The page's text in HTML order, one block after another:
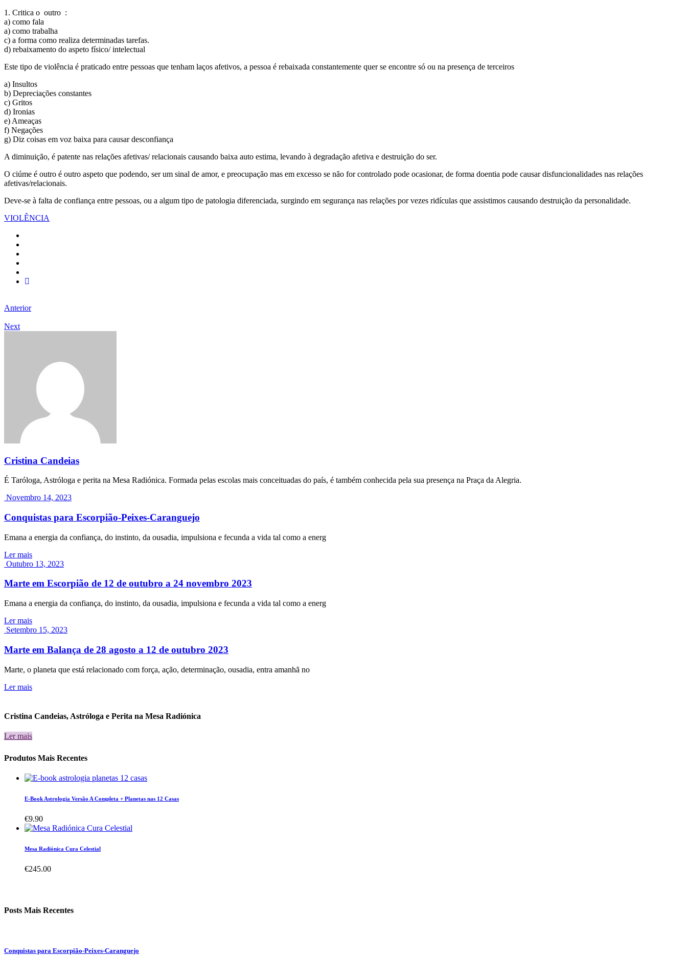
1. Critica o outro :
a) como fala
a) como trabalha
c) a forma como realiza determinadas tarefas.
d) rebaixamento do aspeto físico/ intelectual
Este tipo de violência é praticado entre pessoas que tenham laços afetivos, a pessoa é rebaixada constantemente quer se encontre só ou na presença de terceiros
a) Insultos
b) Depreciações constantes
c) Gritos
d) Ironias
e) Ameaças
f) Negações
g) Diz coisas em voz baixa para causar desconfiança
A diminuição, é patente nas relações afetivas/ relacionais causando baixa auto estima, levando à degradação afetiva e destruição do ser.
O ciúme é outro é outro aspeto que podendo, ser um sinal de amor, e preocupação mas em excesso se não for controlado pode ocasionar, de forma doentia pode causar disfuncionalidades nas relações
afetivas/relacionais.
Deve-se à falta de confiança entre pessoas, ou a algum tipo de patologia diferenciada, surgindo em segurança nas relações por vezes ridículas que assistimos causando destruição da personalidade.
VIOLÊNCIA
Anterior
Next
Cristina Candeias
É Taróloga, Astróloga e perita na Mesa Radiónica. Formada pelas escolas mais conceituadas do país, é também conhecida pela sua presença na Praça da Alegria.
Novembro 14, 2023
Conquistas para Escorpião-Peixes-Caranguejo
Emana a energia da confiança, do instinto, da ousadia, impulsiona e fecunda a vida tal como a energ
Ler mais
Outubro 13, 2023
Marte em Escorpião de 12 de outubro a 24 novembro 2023
Emana a energia da confiança, do instinto, da ousadia, impulsiona e fecunda a vida tal como a energ
Ler mais
Setembro 15, 2023
Marte em Balança de 28 agosto a 12 de outubro 2023
Marte, o planeta que está relacionado com força, ação, determinação, ousadia, entra amanhã no
Ler mais
Cristina Candeias, Astróloga e Perita na Mesa Radiónica
Ler mais
Produtos Mais Recentes
E-Book Astrologia Versão A Completa + Planetas nas 12 Casas
€9.90
Mesa Radiónica Cura Celestial
€245.00
Posts Mais Recentes
Conquistas para Escorpião-Peixes-Caranguejo